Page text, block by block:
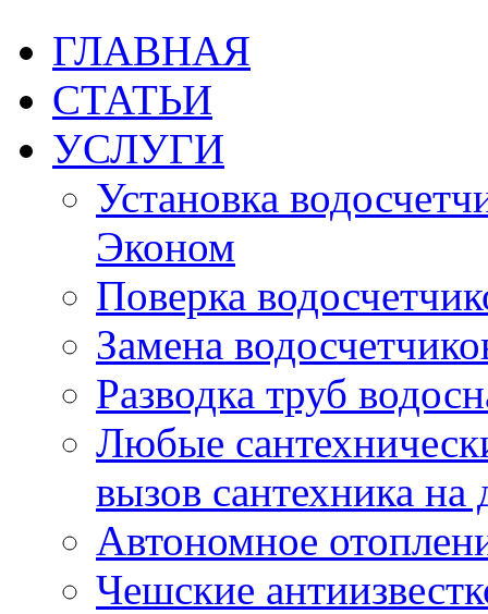
ГЛАВНАЯ
СТАТЬИ
УСЛУГИ
Установка
Эконом
Поверка
Замена
Разводка труб
Любые
вызов сантехника на
Автономное
Чешские